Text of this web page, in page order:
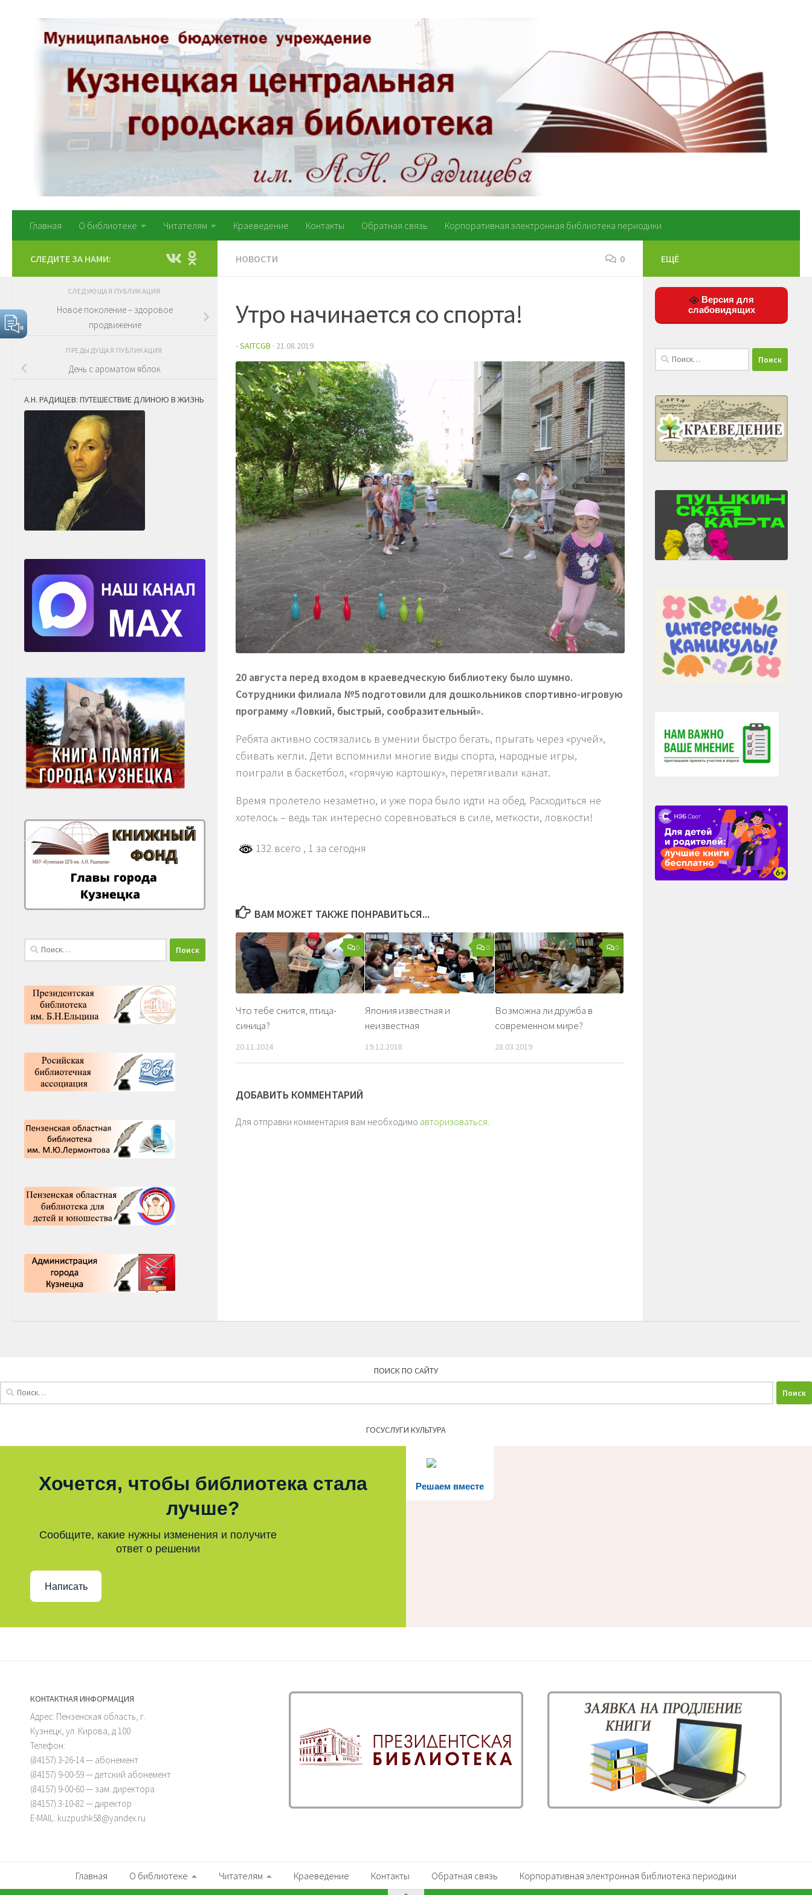
Перейти к содержимому
Главная О библиотеке Читателям Краеведение Контакты Обратная связь Корпоративная электронная библиотека периодики
НОВОСТИ 0
Утро начинается со спорта!
-SAITCGB · 21.08.2019
20 августа перед входом в краеведческую библиотеку было шумно.
Сотрудники филиала №5 подготовили для дошкольников спортивно-игровую
программу «Ловкий, быстрый, сообразительный».
Ребята активно состязались в умении быстро бегать, прыгать через «ручей»,
сбивать кегли. Дети вспомнили многие виды спорта, народные игры,
поиграли в баскетбол, «горячую картошку», перетягивали канат.
Время пролетело незаметно, и уже пора было идти на обед. Расходиться не
хотелось – ведь так интересно соревноваться в силе, меткости, ловкости!
132 всего , 1 за сегодня
ВАМ МОЖЕТ ТАКЖЕ ПОНРАВИТЬСЯ...
0
Что тебе снится, птица-
синица?
20.11.2024
0
Япония известная и
неизвестная
19.12.2018
0
Возможна ли дружба в
современном мире?
28.03.2019
ДОБАВИТЬ КОММЕНТАРИЙ
Для отправки комментария вам необходимо авторизоваться
СЛЕДИТЕ ЗА НАМИ:
СЛЕДУЮЩАЯ ПУБЛИКАЦИЯ
Новое поколение – здоровое
продвижение
ПРЕДЫДУЩАЯ ПУБЛИКАЦИЯ
День с ароматом яблок
А.Н. РАДИЩЕВ: ПУТЕШЕСТВИЕ ДЛИНОЮ В ЖИЗНЬ
Найти:
ЕЩЁ
Версия для
слабовидящих
Найти:
ПОИСК ПО САЙТУ
ГОСУСЛУГИ КУЛЬТУРА
Решаем вместе
Хочется, чтобы библиотека стала
лучше?
Сообщите, какие нужны изменения и получите
ответ о решении
Написать
КОНТАКТНАЯ ИНФОРМАЦИЯ
Адрес: Пензенская область, г.
Кузнецк, ул. Кирова, д.100
Телефон:
(84157) 3-26-14 — абонемент
(84157) 9-00-59 — детский абонемент
(84157) 9-00-60 — зам. директора
(84157) 3-10-82 — директор
E-MAIL: kuzpushk58@yandex.ru
Главная О библиотеке Читателям Краеведение Контакты Обратная связь Корпоративная электронная библиотека периодики